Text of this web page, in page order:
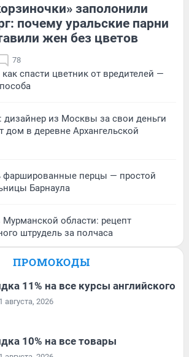
заполонили
почему уральские парни
жен без цветов
78
спасти цветник от вредителей —
дизайнер из Москвы за свои деньги
дом в деревне Архангельской
фаршированные перцы — простой
Барнаула
области: рецепт
штрудель за полчаса
ПРОМОКОДЫ
11% на все курсы английского
августа, 2026
10% на все товары